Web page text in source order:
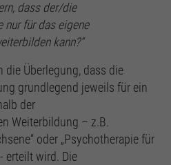
dass der/die
nur für das eigene
kann?“
die Überlegung, dass die
grundlegend jeweils für ein
der
Weiterbildung – z.B.
oder „Psychotherapie für
erteilt wird. Die